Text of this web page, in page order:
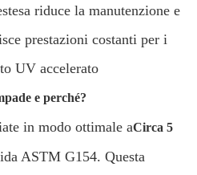
riduce la manutenzione e
prestazioni costanti per i
UV accelerato
e perché?
in modo ottimale aCirca 5
ASTM G154. Questa